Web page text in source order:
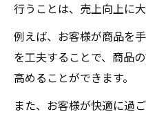
行うことは、売上向上に大
例えば、お客様が商品を
を工夫することで、商品
高めることができます。
また、お客様が快適に過